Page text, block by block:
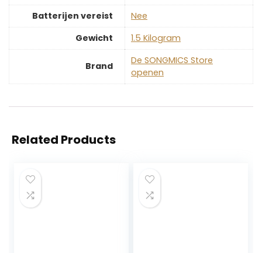
Batterijen vereist
‎Nee
Gewicht
‎1.5 Kilogram
Brand
De SONGMICS Store
openen
Related Products